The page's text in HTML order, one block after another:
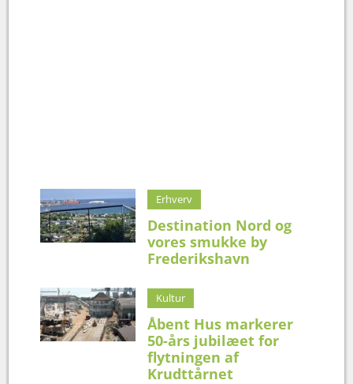
Erhverv
Destination Nord og
vores smukke by
Frederikshavn
Kultur
Åbent Hus markerer
50-års jubilæet for
flytningen af
Krudttårnet